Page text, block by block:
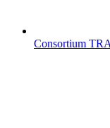
Consortium